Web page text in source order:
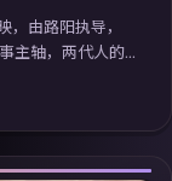
由路阳执导，
主轴，两代人的
气质；站内亦可
索同类型高分佳